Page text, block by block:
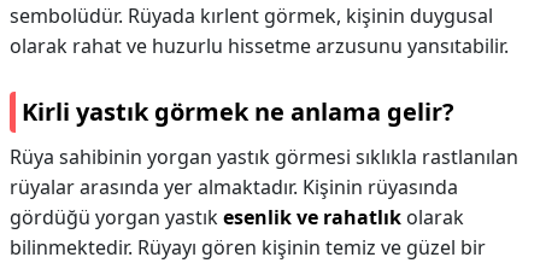
sembolüdür. Rüyada kırlent görmek, kişinin duygusal
olarak rahat ve huzurlu hissetme arzusunu yansıtabilir.
Kirli yastık görmek ne anlama gelir?
Rüya sahibinin yorgan yastık görmesi sıklıkla rastlanılan
rüyalar arasında yer almaktadır. Kişinin rüyasında
gördüğü yorgan yastıkesenlik ve rahatlık olarak
bilinmektedir. Rüyayı gören kişinin temiz ve güzel bir